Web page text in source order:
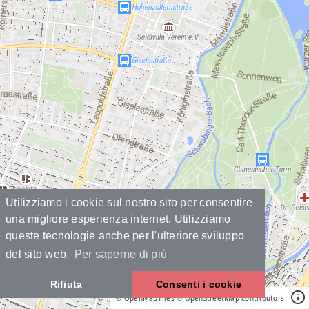
Utilizziamo i cookie sul nostro sito per consentire
una migliore esperienza internet. Utilizziamo
queste tecnologie anche per l'ulteriore sviluppo
del sito web.
Per saperne di più
Rifiuta Consenti i cookie
© OpenMapTiles © OpenStreetMap contributors